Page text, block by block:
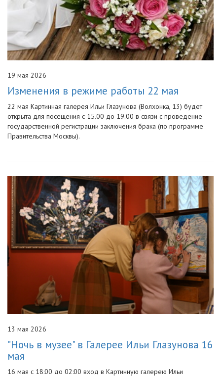
19 мая 2026
Изменения в режиме работы 22 мая
22 мая Картинная галерея Ильи Глазунова (Волхонка, 13) будет
открыта для посещения с 15.00 до 19.00 в связи с проведение
государственной регистрации заключения брака (по программе
Правительства Москвы).
13 мая 2026
"Ночь в музее" в Галерее Ильи Глазунова 16
мая
16 мая с 18:00 до 02:00 вход в Картинную галерею Ильи